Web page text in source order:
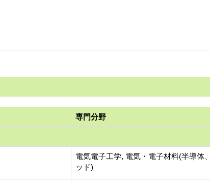
専門分野
電気電子工学, 電気・電子材料(半導体
ッド)